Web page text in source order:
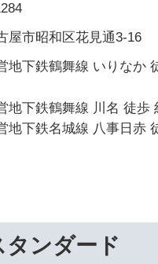
屋市昭和区花見通3-16
地下鉄鶴舞線 いりなか
地下鉄鶴舞線 川名 徒歩
地下鉄名城線 八事日赤
タンダード